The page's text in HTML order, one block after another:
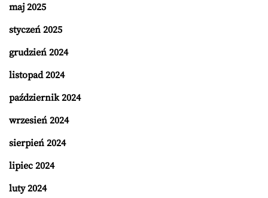
maj 2025
styczeń 2025
grudzień 2024
listopad 2024
październik 2024
wrzesień 2024
sierpień 2024
lipiec 2024
luty 2024